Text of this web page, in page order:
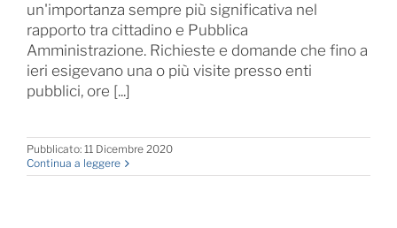
un'importanza sempre più significativa nel
rapporto tra cittadino e Pubblica
Amministrazione. Richieste e domande che fino a
ieri esigevano una o più visite presso enti
pubblici, ore [...]
Pubblicato: 11 Dicembre 2020
Continua a leggere